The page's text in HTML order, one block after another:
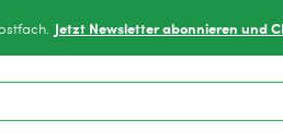
Jetzt Newsletter abonnieren und